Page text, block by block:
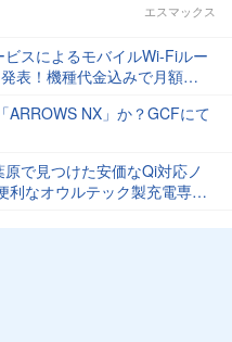
エスマックス
スによるモバイルWi-Fiルー
表！機種代金込みで月額
ARROWS NX」か？GCFにて
で見つけた安価なQi対応ノ
利なオウルテック製充電専用